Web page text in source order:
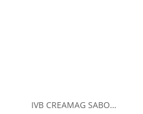
IVB CREAMAG SABOR NEUTRO